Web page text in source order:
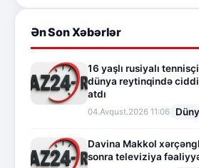
Ən Son Xəbərlər
16 yaşlı rusiyalı
dünya reytinqində
atdı
04.Avqust.2026 11:06
Davina Makkol
sonra televiziya